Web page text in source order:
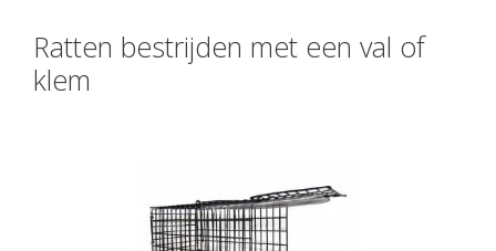
Ratten bestrijden met een val of
klem